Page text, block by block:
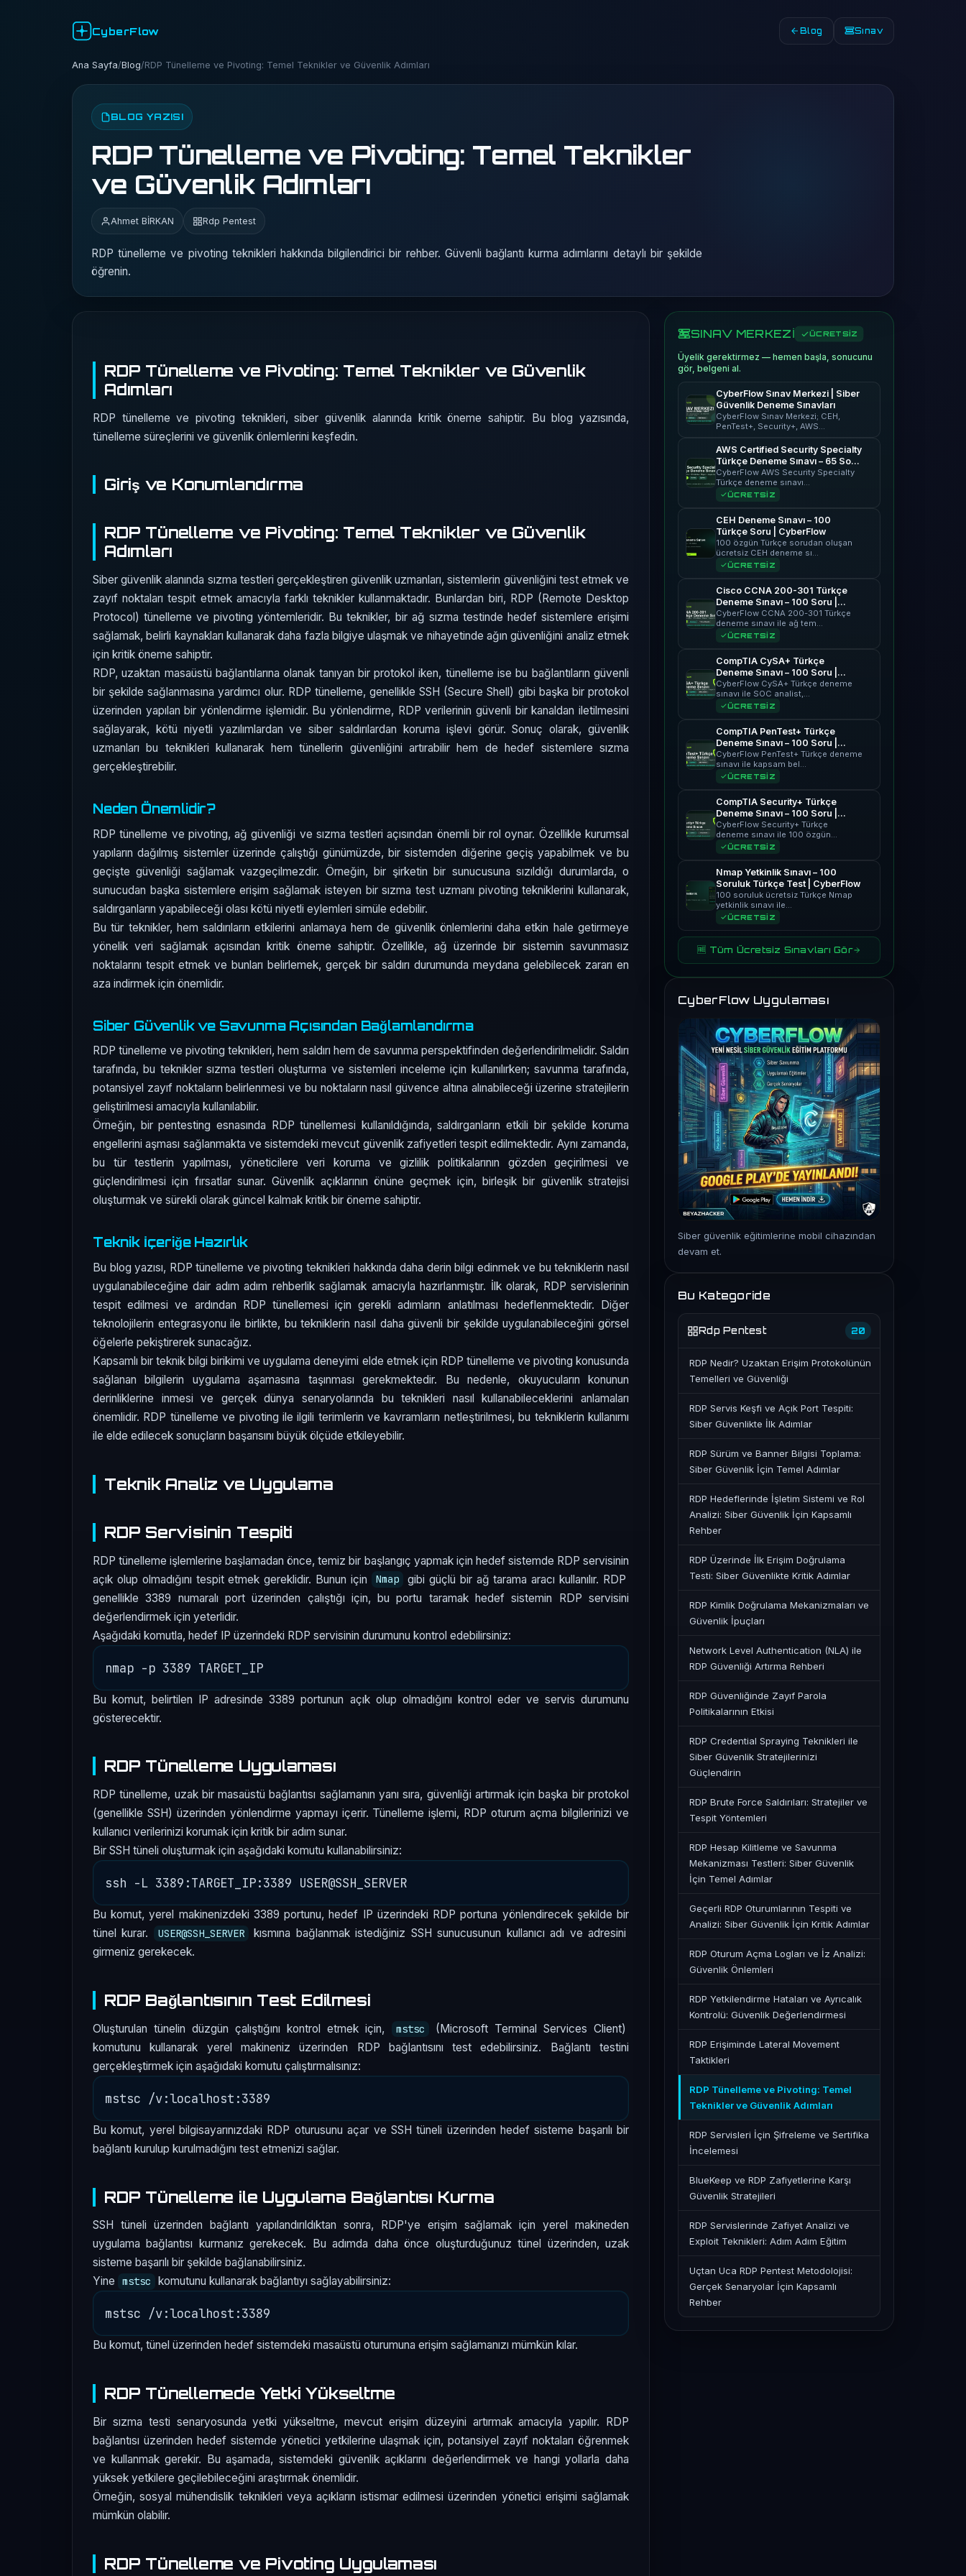
CyberFlow Blog Sınav
Ana Sayfa/Blog/RDP Tünelleme ve Pivoting: Temel Teknikler ve Güvenlik Adımları
BLOG YAZISI
RDP Tünelleme ve Pivoting: Temel Teknikler
ve Güvenlik Adımları
Ahmet BİRKAN Rdp Pentest
RDP tünelleme ve pivoting teknikleri hakkında bilgilendirici bir rehber. Güvenli bağlantı kurma adımlarını detaylı bir şekilde
öğrenin.
RDP Tünelleme ve Pivoting: Temel Teknikler ve Güvenlik
Adımları
RDP tünelleme ve pivoting teknikleri, siber güvenlik alanında kritik öneme sahiptir. Bu blog yazısında,
tünelleme süreçlerini ve güvenlik önlemlerini keşfedin.
Giriş ve Konumlandırma
RDP Tünelleme ve Pivoting: Temel Teknikler ve Güvenlik
Adımları
Siber güvenlik alanında sızma testleri gerçekleştiren güvenlik uzmanları, sistemlerin güvenliğini test etmek ve
zayıf noktaları tespit etmek amacıyla farklı teknikler kullanmaktadır. Bunlardan biri, RDP (Remote Desktop
Protocol) tünelleme ve pivoting yöntemleridir. Bu teknikler, bir ağ sızma testinde hedef sistemlere erişimi
sağlamak, belirli kaynakları kullanarak daha fazla bilgiye ulaşmak ve nihayetinde ağın güvenliğini analiz etmek
için kritik öneme sahiptir.
RDP, uzaktan masaüstü bağlantılarına olanak tanıyan bir protokol iken, tünelleme ise bu bağlantıların güvenli
bir şekilde sağlanmasına yardımcı olur. RDP tünelleme, genellikle SSH (Secure Shell) gibi başka bir protokol
üzerinden yapılan bir yönlendirme işlemidir. Bu yönlendirme, RDP verilerinin güvenli bir kanaldan iletilmesini
sağlayarak, kötü niyetli yazılımlardan ve siber saldırılardan koruma işlevi görür. Sonuç olarak, güvenlik
uzmanları bu teknikleri kullanarak hem tünellerin güvenliğini artırabilir hem de hedef sistemlere sızma
gerçekleştirebilir.
Neden Önemlidir?
RDP tünelleme ve pivoting, ağ güvenliği ve sızma testleri açısından önemli bir rol oynar. Özellikle kurumsal
yapıların dağılmış sistemler üzerinde çalıştığı günümüzde, bir sistemden diğerine geçiş yapabilmek ve bu
geçişte güvenliği sağlamak vazgeçilmezdir. Örneğin, bir şirketin bir sunucusuna sızıldığı durumlarda, o
sunucudan başka sistemlere erişim sağlamak isteyen bir sızma test uzmanı pivoting tekniklerini kullanarak,
saldırganların yapabileceği olası kötü niyetli eylemleri simüle edebilir.
Bu tür teknikler, hem saldırıların etkilerini anlamaya hem de güvenlik önlemlerini daha etkin hale getirmeye
yönelik veri sağlamak açısından kritik öneme sahiptir. Özellikle, ağ üzerinde bir sistemin savunmasız
noktalarını tespit etmek ve bunları belirlemek, gerçek bir saldırı durumunda meydana gelebilecek zararı en
aza indirmek için önemlidir.
Siber Güvenlik ve Savunma Açısından Bağlamlandırma
RDP tünelleme ve pivoting teknikleri, hem saldırı hem de savunma perspektifinden değerlendirilmelidir. Saldırı
tarafında, bu teknikler sızma testleri oluşturma ve sistemleri inceleme için kullanılırken; savunma tarafında,
potansiyel zayıf noktaların belirlenmesi ve bu noktaların nasıl güvence altına alınabileceği üzerine stratejilerin
geliştirilmesi amacıyla kullanılabilir.
Örneğin, bir pentesting esnasında RDP tünellemesi kullanıldığında, saldırganların etkili bir şekilde koruma
engellerini aşması sağlanmakta ve sistemdeki mevcut güvenlik zafiyetleri tespit edilmektedir. Aynı zamanda,
bu tür testlerin yapılması, yöneticilere veri koruma ve gizlilik politikalarının gözden geçirilmesi ve
güçlendirilmesi için fırsatlar sunar. Güvenlik açıklarının önüne geçmek için, birleşik bir güvenlik stratejisi
oluşturmak ve sürekli olarak güncel kalmak kritik bir öneme sahiptir.
Teknik İçeriğe Hazırlık
Bu blog yazısı, RDP tünelleme ve pivoting teknikleri hakkında daha derin bilgi edinmek ve bu tekniklerin nasıl
uygulanabileceğine dair adım adım rehberlik sağlamak amacıyla hazırlanmıştır. İlk olarak, RDP servislerinin
tespit edilmesi ve ardından RDP tünellemesi için gerekli adımların anlatılması hedeflenmektedir. Diğer
teknolojilerin entegrasyonu ile birlikte, bu tekniklerin nasıl daha güvenli bir şekilde uygulanabileceğini görsel
öğelerle pekiştirerek sunacağız.
Kapsamlı bir teknik bilgi birikimi ve uygulama deneyimi elde etmek için RDP tünelleme ve pivoting konusunda
sağlanan bilgilerin uygulama aşamasına taşınması gerekmektedir. Bu nedenle, okuyucuların konunun
derinliklerine inmesi ve gerçek dünya senaryolarında bu teknikleri nasıl kullanabileceklerini anlamaları
önemlidir. RDP tünelleme ve pivoting ile ilgili terimlerin ve kavramların netleştirilmesi, bu tekniklerin kullanımı
ile elde edilecek sonuçların başarısını büyük ölçüde etkileyebilir.
Teknik Analiz ve Uygulama
RDP Servisinin Tespiti
RDP tünelleme işlemlerine başlamadan önce, temiz bir başlangıç yapmak için hedef sistemde RDP servisinin
açık olup olmadığını tespit etmek gereklidir. Bunun için
Nmap
gibi güçlü bir ağ tarama aracı kullanılır. RDP
genellikle 3389 numaralı port üzerinden çalıştığı için, bu portu taramak hedef sistemin RDP servisini
değerlendirmek için yeterlidir.
Aşağıdaki komutla, hedef IP üzerindeki RDP servisinin durumunu kontrol edebilirsiniz:
Bu komut, belirtilen IP adresinde 3389 portunun açık olup olmadığını kontrol eder ve servis durumunu
gösterecektir.
RDP Tünelleme Uygulaması
RDP tünelleme, uzak bir masaüstü bağlantısı sağlamanın yanı sıra, güvenliği artırmak için başka bir protokol
(genellikle SSH) üzerinden yönlendirme yapmayı içerir. Tünelleme işlemi, RDP oturum açma bilgilerinizi ve
kullanıcı verilerinizi korumak için kritik bir adım sunar.
Bir SSH tüneli oluşturmak için aşağıdaki komutu kullanabilirsiniz:
Bu komut, yerel makinenizdeki 3389 portunu, hedef IP üzerindeki RDP portuna yönlendirecek şekilde bir
tünel kurar.
USER@SSH_SERVER
kısmına bağlanmak istediğiniz SSH sunucusunun kullanıcı adı ve adresini
girmeniz gerekecek.
RDP Bağlantısının Test Edilmesi
Oluşturulan tünelin düzgün çalıştığını kontrol etmek için, mstsc
(Microsoft Terminal Services Client)
komutunu kullanarak yerel makineniz üzerinden RDP bağlantısını test edebilirsiniz. Bağlantı testini
gerçekleştirmek için aşağıdaki komutu çalıştırmalısınız:
Bu komut, yerel bilgisayarınızdaki RDP oturusunu açar ve SSH tüneli üzerinden hedef sisteme başarılı bir
bağlantı kurulup kurulmadığını test etmenizi sağlar.
RDP Tünelleme ile Uygulama Bağlantısı Kurma
SSH tüneli üzerinden bağlantı yapılandırıldıktan sonra, RDP'ye erişim sağlamak için yerel makineden
uygulama bağlantısı kurmanız gerekecek. Bu adımda daha önce oluşturduğunuz tünel üzerinden, uzak
sisteme başarılı bir şekilde bağlanabilirsiniz.
Yine
mstsc komutunu kullanarak bağlantıyı sağlayabilirsiniz:
Bu komut, tünel üzerinden hedef sistemdeki masaüstü oturumuna erişim sağlamanızı mümkün kılar.
RDP Tünellemede Yetki Yükseltme
Bir sızma testi senaryosunda yetki yükseltme, mevcut erişim düzeyini artırmak amacıyla yapılır. RDP
bağlantısı üzerinden hedef sistemde yönetici yetkilerine ulaşmak için, potansiyel zayıf noktaları öğrenmek
ve kullanmak gerekir. Bu aşamada, sistemdeki güvenlik açıklarını değerlendirmek ve hangi yollarla daha
yüksek yetkilere geçilebileceğini araştırmak önemlidir.
Örneğin, sosyal mühendislik teknikleri veya açıkların istismar edilmesi üzerinden yönetici erişimi sağlamak
mümkün olabilir.
RDP Tünelleme ve Pivoting Uygulaması
SINAV MERKEZİ ÜCRETSİZ
Üyelik gerektirmez — hemen başla, sonucunu
gör, belgeni al.
CyberFlow Sınav Merkezi | Siber
Güvenlik Deneme Sınavları
CyberFlow Sınav Merkezi; CEH,
PenTest+, Security+, AWS…
AWS Certified Security Specialty
Türkçe Deneme Sınavı – 65 Soru
| CyberFlow
CyberFlow AWS Security Specialty
Türkçe deneme sınavı…
ÜCRETSİZ
CEH Deneme Sınavı – 100
Türkçe Soru | CyberFlow
100 özgün Türkçe sorudan oluşan
ücretsiz CEH deneme sı…
ÜCRETSİZ
Cisco CCNA 200-301 Türkçe
Deneme Sınavı – 100 Soru |
CyberFlow
CyberFlow CCNA 200-301 Türkçe
deneme sınavı ile ağ tem…
ÜCRETSİZ
CompTIA CySA+ Türkçe
Deneme Sınavı – 100 Soru |
CyberFlow
CyberFlow CySA+ Türkçe deneme
sınavı ile SOC analist,…
ÜCRETSİZ
CompTIA PenTest+ Türkçe
Deneme Sınavı – 100 Soru |
CyberFlow
CyberFlow PenTest+ Türkçe deneme
sınavı ile kapsam bel…
ÜCRETSİZ
CompTIA Security+ Türkçe
Deneme Sınavı – 100 Soru |
CyberFlow
CyberFlow Security+ Türkçe
deneme sınavı ile 100 özgün…
ÜCRETSİZ
Nmap Yetkinlik Sınavı – 100
Soruluk Türkçe Test | CyberFlow
100 soruluk ücretsiz Türkçe Nmap
yetkinlik sınavı ile…
ÜCRETSİZ
🆓 Tüm Ücretsiz Sınavları Gör
CyberFlow Uygulaması
Siber güvenlik eğitimlerine mobil cihazından
devam et.
Bu Kategoride
Rdp Pentest 20
RDP Nedir? Uzaktan Erişim Protokolünün
Temelleri ve Güvenliği
RDP Servis Keşfi ve Açık Port Tespiti:
Siber Güvenlikte İlk Adımlar
RDP Sürüm ve Banner Bilgisi Toplama:
Siber Güvenlik İçin Temel Adımlar
RDP Hedeflerinde İşletim Sistemi ve Rol
Analizi: Siber Güvenlik İçin Kapsamlı
Rehber
RDP Üzerinde İlk Erişim Doğrulama
Testi: Siber Güvenlikte Kritik Adımlar
RDP Kimlik Doğrulama Mekanizmaları ve
Güvenlik İpuçları
Network Level Authentication (NLA) ile
RDP Güvenliği Artırma Rehberi
RDP Güvenliğinde Zayıf Parola
Politikalarının Etkisi
RDP Credential Spraying Teknikleri ile
Siber Güvenlik Stratejilerinizi
Güçlendirin
RDP Brute Force Saldırıları: Stratejiler ve
Tespit Yöntemleri
RDP Hesap Kilitleme ve Savunma
Mekanizması Testleri: Siber Güvenlik
İçin Temel Adımlar
Geçerli RDP Oturumlarının Tespiti ve
Analizi: Siber Güvenlik İçin Kritik Adımlar
RDP Oturum Açma Logları ve İz Analizi:
Güvenlik Önlemleri
RDP Yetkilendirme Hataları ve Ayrıcalık
Kontrolü: Güvenlik Değerlendirmesi
RDP Erişiminde Lateral Movement
Taktikleri
RDP Tünelleme ve Pivoting: Temel
Teknikler ve Güvenlik Adımları
RDP Servisleri İçin Şifreleme ve Sertifika
İncelemesi
BlueKeep ve RDP Zafiyetlerine Karşı
Güvenlik Stratejileri
RDP Servislerinde Zafiyet Analizi ve
Exploit Teknikleri: Adım Adım Eğitim
Uçtan Uca RDP Pentest Metodolojisi:
Gerçek Senaryolar İçin Kapsamlı
Rehber